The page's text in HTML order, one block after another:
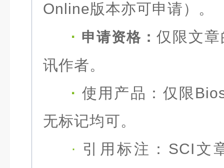
Online版本亦可申请）。
· 申请资格：仅限文
讯作者。
· 使用产品： 仅限
无标记均可。
· 引用标注： SCI文